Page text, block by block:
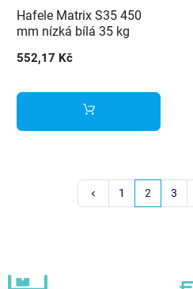
Hafele Matrix S35 450
mm nízká bílá 35 kg
552,17 Kč
keyboard_arrow_left Předchozí
1 2 3